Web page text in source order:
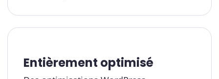
Entièrement optimisé